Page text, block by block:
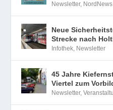
Newsletter, NordNews
Neue
Strecke nach
Infothek, Newsletter
45 Jahre
Viertel zum
Newsletter,